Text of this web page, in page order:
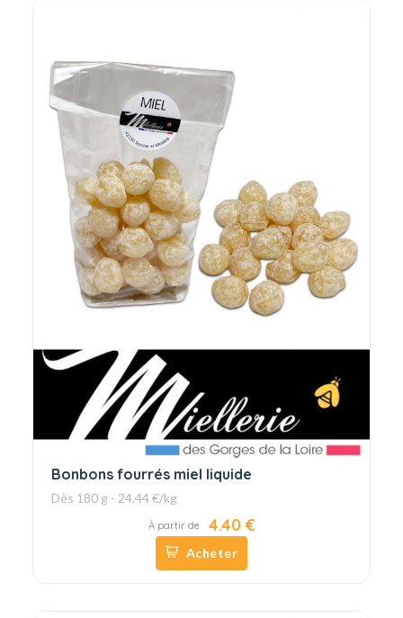
Bonbons fourrés miel liquide
Dès 180 g - 24.44 €/kg
À partir de 4.40 €
Acheter